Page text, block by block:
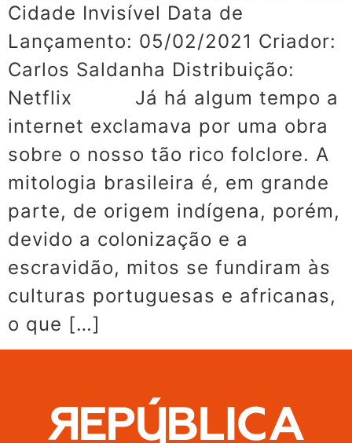
Cidade Invisível Data de
Lançamento: 05/02/2021 Criador:
Carlos Saldanha Distribuição:
Netflix Já há algum tempo a
internet exclamava por uma obra
sobre o nosso tão rico folclore. A
mitologia brasileira é, em grande
parte, de origem indígena, porém,
devido a colonização e a
escravidão, mitos se fundiram às
culturas portuguesas e africanas,
o que […]